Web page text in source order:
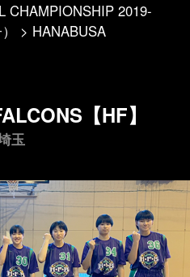
CHAMPIONSHIP 2019-
HANABUSA
【HF】
玉